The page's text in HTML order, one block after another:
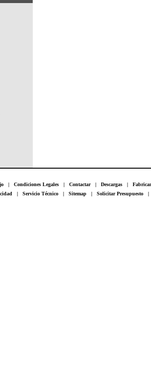
| Condiciones Legales | Contactar| Descargas |
| Servicio Técnico | Sitemap | Solicitar Presupuesto